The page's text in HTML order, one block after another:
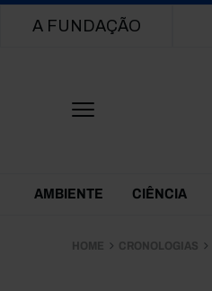
Main navigation
A FUNDAÇÃO
Themes Menu
AMBIENTE CIÊNCIA
HOME CRONOLOGIAS